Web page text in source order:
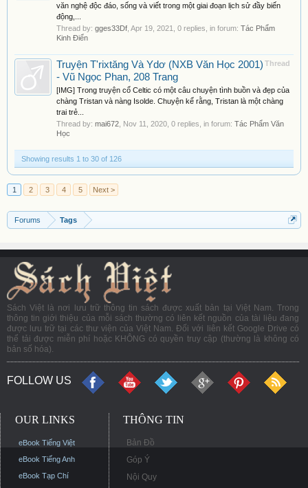
văn nghệ độc đáo, sống và viết trong một giai đoạn lịch sử đầy biến
động,...
Thread by: gges33Df Apr 19, 2021 , 0 replies, in forum: Tác Phẩm
Kinh Điển
Thread
Truyện T'rixtăng Và Ydơ (NXB Văn Học 2001)
- Vũ Ngọc Phan, 208 Trang
[IMG] Trong truyện cổ Celtic có một câu chuyện tình buồn và đẹp của
chàng Tristan và nàng Isolde. Chuyện kể rằng, Tristan là một chàng
trai trẻ...
Thread by: mai672 Nov 11, 2020 , 0 replies, in forum: Tác Phẩm Văn
Học
Showing results 1 to 30 of 126
1 2 3 4 5 Next >
Forums Tags
Sách Việt là nơi lưu trữ thông tin sách được xuất bản tại Việt Nam. Trong
thông tin giới thiệu của mỗi sách thường có liên kết nguồn của tài liệu đang
được lưu trữ tại các thư viện của Việt Nam. Đối với liên kết Google Drive có
thể tải được miễn phí hoặc KHÔNG có quyền truy cập (thường là không có
bản số hóa).
FOLLOW US
OUR LINKS
eBook Tiếng Việt
eBook Tiếng Anh
eBook Tạp Chí
THÔNG TIN
Bản Đồ
Góp Ý
Nội Quy